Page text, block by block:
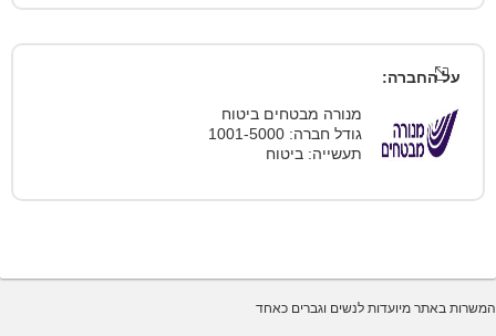
על החברה:
מנורה מבטחים ביטוח
גודל חברה: 1001-5000
תעשייה: ביטוח
המשרות באתר מיועדות לנשים וגברים כאחד